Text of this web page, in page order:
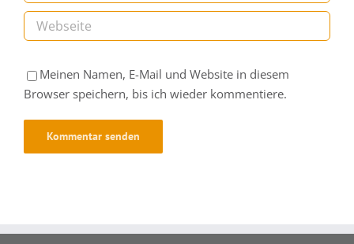
Meinen Namen, E-Mail und Website in diesem